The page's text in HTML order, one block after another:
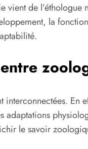
vient de
la
interconnectées. En
le savoir